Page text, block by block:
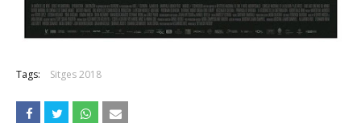
Tags: Sitges 2018